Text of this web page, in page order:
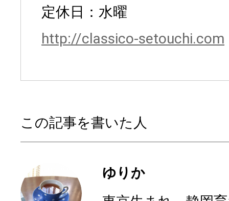
定休日：水曜
http://classico-setouchi.com
この記事を書いた人
ゆりか